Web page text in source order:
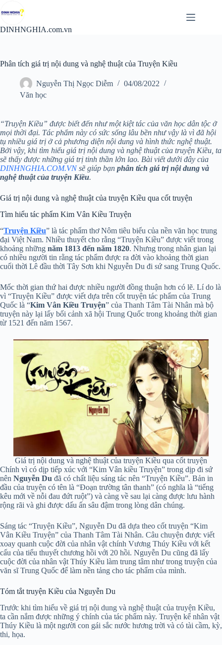
đến
nội
DINHNGHIA.com.vn
Phân tích giá trị nội dung và nghệ thuật của Truyện Kiều
Nguyễn Thị Ngọc Diễm
04/08/2022
Văn học
“Truyện Kiều” được biết đến như một kiệt tác của văn học dân tộc ở
mọi thời đại. Tác phẩm này có sức sống lâu bền như vậy là vì đã hội
tụ nhiều giá trị ở cả phương diện nội dung và hình thức nghệ thuật.
Bởi vậy, khi tìm hiểu giá trị nội dung và nghệ thuật của truyện Kiều, ta
sẽ thấy được những giá trị tinh thần lớn lao. Bài viết dưới đây của
DINHNGHIA.COM.VNsẽ giúp bạn phân tích giá trị nội dung và
nghệ thuật của truyện Kiều.
Giá trị nội dung và nghệ thuật của truyện Kiều qua cốt truyện
Tìm hiểu tác phẩm Kim Vân Kiều Truyện
“Truyện Kiều” là tác phẩm thơ Nôm tiêu biểu của nền văn học trung
đại Việt Nam. Nhiều thuyết cho rằng “Truyện Kiều” được viết trong
khoảng những năm 1813 đến năm 1820. Nhưng trong nhân gian lại
có nhiều người tin rằng tác phẩm được ra đời vào khoảng thời gian
cuối thời Lê đầu thời Tây Sơn khi Nguyễn Du đi sứ sang Trung Quốc.
Mốc thời gian thứ hai được nhiều người đồng thuận hơn có lẽ. Lí do là
vì “Truyện Kiều” được viết dựa trên cốt truyện tác phẩm của Trung
Quốc là “Kim Vân Kiều Truyện” của Thanh Tâm Tài Nhân mà bộ
truyện này lại lấy bối cảnh xã hội Trung Quốc trong khoảng thời gian
từ 1521 đến năm 1567.
Giá trị nội dung và nghệ thuật của truyện Kiều qua cốt truyện
Chính vì có dịp tiếp xúc với “Kim Vân kiều Truyện” trong dịp đi sứ
nên Nguyễn Du đã có chất liệu sáng tác nên “Truyện Kiều”. Bản in
đầu của truyện có tên là “Đoạn trường tân thanh” (có nghĩa là “tiếng
kêu mới về nỗi đau đứt ruột”) và càng về sau lại càng được lưu hành
rộng rãi và ghi được dấu ấn sâu đậm trong lòng dân chúng.
Sáng tác “Truyện Kiều”, Nguyễn Du đã dựa theo cốt truyện “Kim
Vân Kiều Truyện” của Thanh Tâm Tài Nhân. Câu chuyện được viết
xoay quanh cuộc đời của nhân vật chính Vương Thúy Kiều với kết
cấu của tiểu thuyết chương hồi với 20 hồi. Nguyễn Du cũng đã lấy
cuộc đời của nhân vật Thúy Kiều làm trung tâm như trong truyện của
văn sĩ Trung Quốc để làm nền tảng cho tác phẩm của mình.
Tóm tắt truyện Kiều của Nguyễn Du
Trước khi tìm hiểu về giá trị nội dung và nghệ thuật của truyện Kiều,
ta cần nắm được những ý chính của tác phẩm này. Truyện kể nhân vật
Thúy Kiều là một người con gái sắc nước hương trời và có tài cầm, kỳ,
thi, họa.